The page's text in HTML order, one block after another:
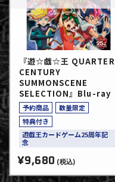
『遊☆戯☆王 QUARTER
CENTURY
SUMMONSCENE
SELECTION』Blu-ray
予約商品
数量限定
特典付き
遊戯王カードゲーム25周年記
念
¥9,680 (税込)